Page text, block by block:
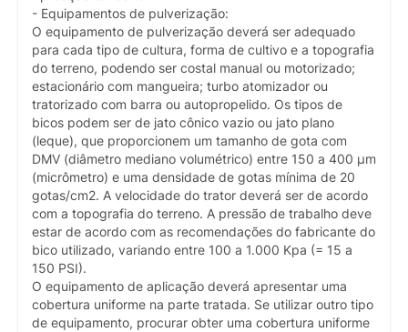
- Equipamentos de pulverização:
O equipamento de pulverização deverá ser adequado
para cada tipo de cultura, forma de cultivo e a topografia
do terreno, podendo ser costal manual ou motorizado;
estacionário com mangueira; turbo atomizador ou
tratorizado com barra ou autopropelido. Os tipos de
bicos podem ser de jato cônico vazio ou jato plano
(leque), que proporcionem um tamanho de gota com
DMV (diâmetro mediano volumétrico) entre 150 a 400 µm
(micrômetro) e uma densidade de gotas mínima de 20
gotas/cm2. A velocidade do trator deverá ser de acordo
com a topografia do terreno. A pressão de trabalho deve
estar de acordo com as recomendações do fabricante do
bico utilizado, variando entre 100 a 1.000 Kpa (= 15 a
150 PSI).
O equipamento de aplicação deverá apresentar uma
cobertura uniforme na parte tratada. Se utilizar outro tipo
de equipamento, procurar obter uma cobertura uniforme